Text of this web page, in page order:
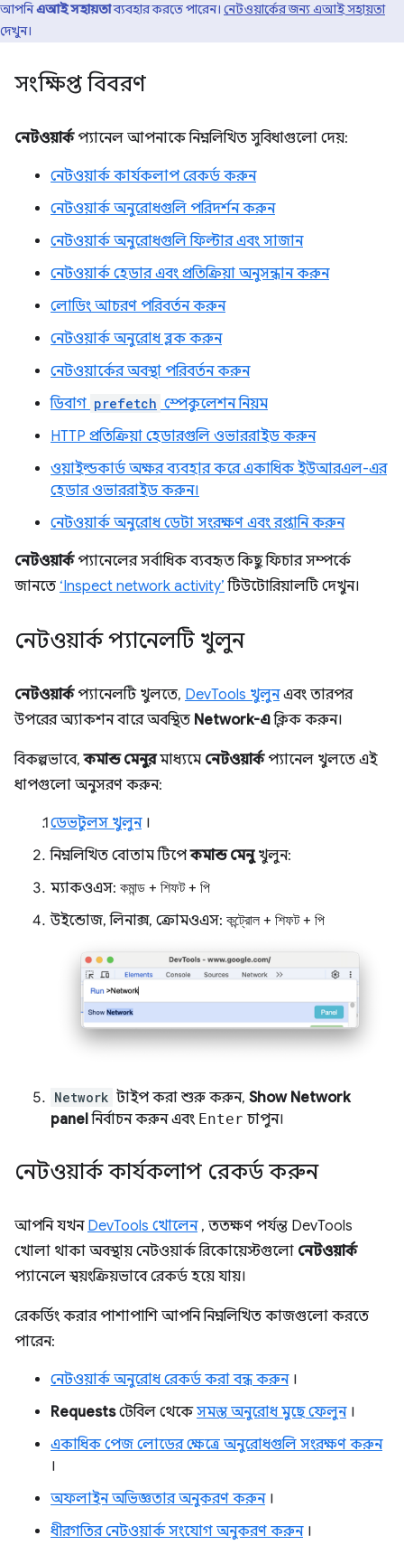
আপনিএআই সহায়তাব্যবহার করতে পারেন। নেটওয়ার্কের জন্য এআই সহায়তা
দেখুন।
সংক্ষিপ্ত বিবরণ
নেটওয়ার্কপ্যানেল আপনাকে নিম্নলিখিত সুবিধাগুলো দেয়:
নেটওয়ার্ক কার্যকলাপ রেকর্ড করুন
নেটওয়ার্ক অনুরোধগুলি পরিদর্শন করুন
নেটওয়ার্ক অনুরোধগুলি ফিল্টার এবং সাজান
নেটওয়ার্ক হেডার এবং প্রতিক্রিয়া অনুসন্ধান করুন
লোডিং আচরণ পরিবর্তন করুন
নেটওয়ার্ক অনুরোধ ব্লক করুন
নেটওয়ার্কের অবস্থা পরিবর্তন করুন
ডিবাগ prefetch স্পেকুলেশন নিয়ম
HTTP প্রতিক্রিয়া হেডারগুলি ওভাররাইড করুন
ওয়াইল্ডকার্ড অক্ষর ব্যবহার করে একাধিক ইউআরএল-এর
হেডার ওভাররাইড করুন।
নেটওয়ার্ক অনুরোধ ডেটা সংরক্ষণ এবং রপ্তানি করুন
নেটওয়ার্কপ্যানেলের সর্বাধিক ব্যবহৃত কিছু ফিচার সম্পর্কে
জানতে ‘Inspect network activity’ টিউটোরিয়ালটি দেখুন।
নেটওয়ার্ক প্যানেলটি খুলুন
নেটওয়ার্কপ্যানেলটি খুলতে, DevTools খুলুনএবং তারপর
উপরের অ্যাকশন বারে অবস্থিত Network-এক্লিক করুন।
বিকল্পভাবে,কমান্ড মেনুরমাধ্যমে নেটওয়ার্কপ্যানেল খুলতে এই
ধাপগুলো অনুসরণ করুন:
ডেভটুলস খুলুন।
নিম্নলিখিত বোতাম টিপেকমান্ড মেনুখুলুন:
ম্যাকওএস: কমান্ড + শিফট+ পি
উইন্ডোজ, লিনাক্স, ক্রোমওএস: কন্ট্রোল + শিফট+ পি
Network টাইপ করা শুরু করুন, Show Network
panelনির্বাচন করুন এবং Enter চাপুন।
নেটওয়ার্ক কার্যকলাপ রেকর্ড করুন
আপনি যখন DevTools খোলেন, ততক্ষণ পর্যন্ত DevTools
খোলা থাকা অবস্থায় নেটওয়ার্ক রিকোয়েস্টগুলো নেটওয়ার্ক
প্যানেলে স্বয়ংক্রিয়ভাবে রেকর্ড হয়ে যায়।
রেকর্ডিং করার পাশাপাশি আপনি নিম্নলিখিত কাজগুলো করতে
পারেন:
নেটওয়ার্ক অনুরোধ রেকর্ড করা বন্ধ করুন।
Requestsটেবিল থেকেসমস্ত অনুরোধ মুছে ফেলুন।
একাধিক পেজ লোডের ক্ষেত্রে অনুরোধগুলি সংরক্ষণ করুন
।
অফলাইন অভিজ্ঞতার অনুকরণ করুন।
ধীরগতির নেটওয়ার্ক সংযোগ অনুকরণ করুন।